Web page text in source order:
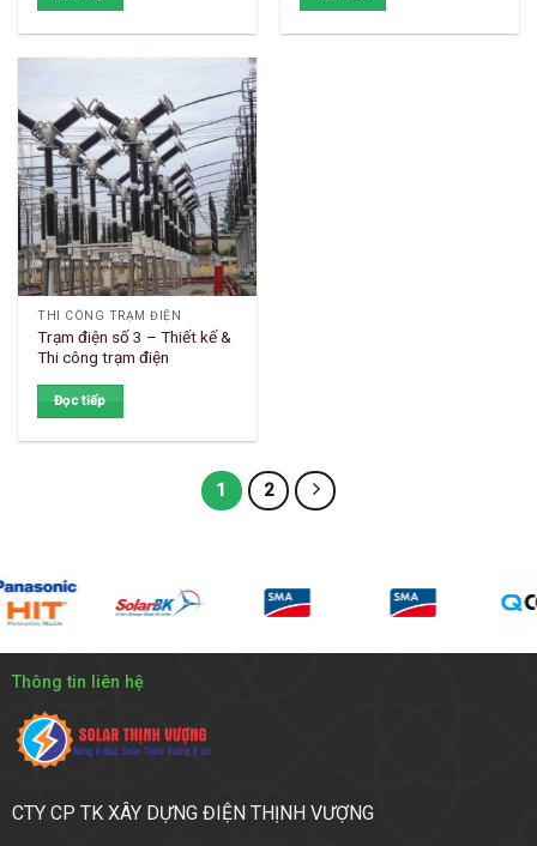
THI CÔNG TRẠM ĐIỆN
Trạm điện số 3 – Thiết kế &
Thi công trạm điện
Đọc tiếp
1 2
Thông tin liên hệ
CTY CP TK XÂY DỰNG ĐIỆN THỊNH VƯỢNG